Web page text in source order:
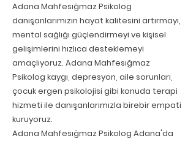
Adana Mahfesığmaz Psikolog
danışanlarımızın hayat kalitesini artırmayı,
mental sağlığı güçlendirmeyi ve kişisel
gelişimlerini hızlıca desteklemeyi
amaçlıyoruz. Adana Mahfesığmaz
Psikolog kaygı, depresyon, aile sorunları,
çocuk ergen psikolojisi gibi konuda terapi
hizmeti ile danışanlarımızla birebir empati
kuruyoruz.
Adana Mahfesığmaz Psikolog Adana'da